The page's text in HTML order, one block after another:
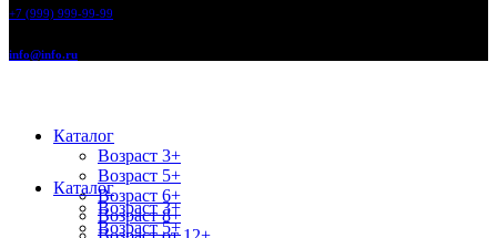
+7 (999) 999-99-99
info@info.ru
Каталог
Возраст 3+
Возраст 5+
Возраст 6+
Возраст 8+
Каталог
Возраст 3+
Возраст 5+